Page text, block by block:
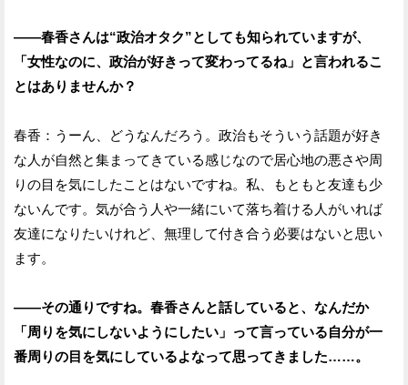
——春香さんは“政治オタク”としても知られていますが、
「女性なのに、政治が好きって変わってるね」と言われるこ
とはありませんか？
春香：うーん、どうなんだろう。政治もそういう話題が好き
な人が自然と集まってきている感じなので居心地の悪さや周
りの目を気にしたことはないですね。私、もともと友達も少
ないんです。気が合う人や一緒にいて落ち着ける人がいれば
友達になりたいけれど、無理して付き合う必要はないと思い
ます。
——その通りですね。春香さんと話していると、なんだか
「周りを気にしないようにしたい」って言っている自分が一
番周りの目を気にしているよなって思ってきました……。